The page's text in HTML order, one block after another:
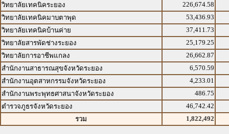
วิทยาลัยเทคนิคระยอง
226,674.58
วิทยาลัยเทคนิคมาบตาพุด
53,436.93
วิทยาลัยเทคนิคบ้านค่าย
37,411.73
วิทยาลัยสารพัดช่างระยอง
25,179.25
วิทยาลัยการอาชีพแกลง
26,662.87
สำนักงานสาธารณสุขจังหวัดระยอง
6,570.59
สำนักงานอุตสาหกรรมจังหวัดระยอง
4,233.01
สำนักงานพระพุทธศาสนาจังหวัดระยอง
486.75
ตำรวจภูธรจังหวัดระยอง
46,742.42
รวม
1,822,492